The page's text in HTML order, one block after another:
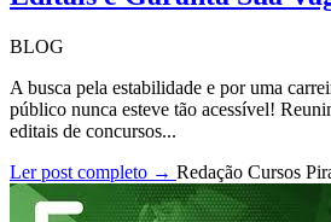
BLOG
A busca pela estabilidade e por uma
público nunca esteve tão acessível!
editais de concursos...
Ler post completo → Redação Cursos